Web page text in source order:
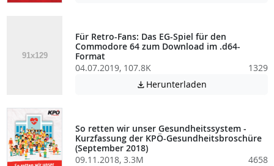
Für Retro-Fans: Das EG-Spiel für den
Commodore 64 zum Download im .d64-
Format
04.07.2019, 107.8K
1329
 Herunterladen
So retten wir unser Gesundheitssystem -
Kurzfassung der KPÖ-Gesundheitsbroschüre
(September 2018)
09.11.2018, 3.3M
4658